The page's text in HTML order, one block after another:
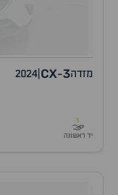
מזדה CX-3
2024
1
יד ראשונה